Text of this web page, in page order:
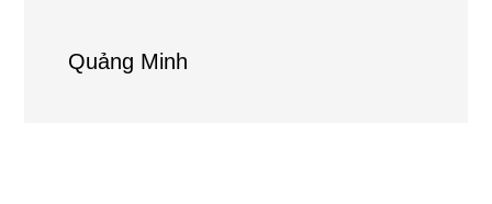
Quảng Minh